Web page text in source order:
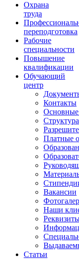
Ориентир охраны
Охрана
труда
переподготовка
Рабочие
специальности
Повышение
квалификации
Обучающий
центр
Контакты
Основные
Платные
Вакансии
Наши
Статьи